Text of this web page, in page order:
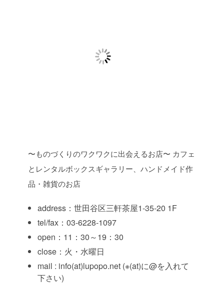
〜ものづくりのワクワクに出会えるお店〜 カフェ
とレンタルボックスギャラリー、ハンドメイド作
品・雑貨のお店
address：世田谷区三軒茶屋1-35-20 1F
tel/fax：03-6228-1097
open：11：30～19：30
close：火・水曜日
mail : info(at)lupopo.net (※(at)に@を入れて
下さい)